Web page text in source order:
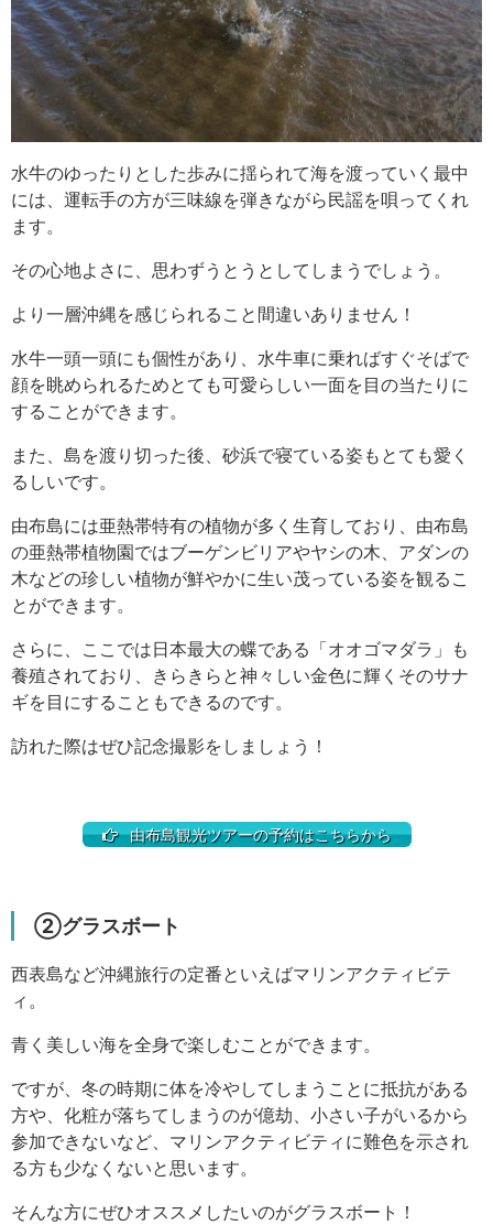
水牛のゆったりとした歩みに揺られて海を渡っていく最中
には、運転手の方が三味線を弾きながら民謡を唄ってくれ
ます。
その心地よさに、思わずうとうとしてしまうでしょう。
より一層沖縄を感じられること間違いありません！
水牛一頭一頭にも個性があり、水牛車に乗ればすぐそばで
顔を眺められるためとても可愛らしい一面を目の当たりに
することができます。
また、島を渡り切った後、砂浜で寝ている姿もとても愛く
るしいです。
由布島には亜熱帯特有の植物が多く生育しており、由布島
の亜熱帯植物園ではブーゲンビリアやヤシの木、アダンの
木などの珍しい植物が鮮やかに生い茂っている姿を観るこ
とができます。
さらに、ここでは日本最大の蝶である「オオゴマダラ」も
養殖されており、きらきらと神々しい金色に輝くそのサナ
ギを目にすることもできるのです。
訪れた際はぜひ記念撮影をしましょう！
由布島観光ツアーの予約はこちらから
②グラスボート
西表島など沖縄旅行の定番といえばマリンアクティビテ
ィ。
青く美しい海を全身で楽しむことができます。
ですが、冬の時期に体を冷やしてしまうことに抵抗がある
方や、化粧が落ちてしまうのが億劫、小さい子がいるから
参加できないなど、マリンアクティビティに難色を示され
る方も少なくないと思います。
そんな方にぜひオススメしたいのがグラスボート！